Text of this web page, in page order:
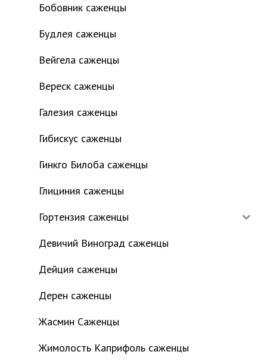
Бобовник саженцы
Будлея саженцы
Вейгела саженцы
Вереск саженцы
Галезия саженцы
Гибискус саженцы
Гинкго Билоба саженцы
Глициния саженцы
Гортензия саженцы
Девичий Виноград саженцы
Дейция саженцы
Дерен саженцы
Жасмин Саженцы
Жимолость Каприфоль саженцы